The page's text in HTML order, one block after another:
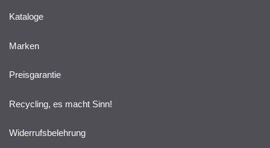
Kataloge
Marken
Preisgarantie
Recycling, es macht Sinn!
Widerrufsbelehrung